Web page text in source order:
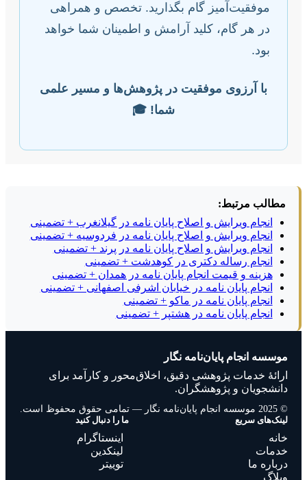
موفقیت‌آمیز گام بگذارید. تخصص و همراهی
در هر گام، کلید آرامش و اطمینان شما خواهد
بود.
با آرزوی موفقیت در پژوهش‌ها و مسیر علمی
شما! 🎓
مطالب مرتبط:
انجام ویرایش و اصلاح پایان نامه در گیلانغرب + تضمینی
انجام ویرایش و اصلاح پایان نامه در فردوسیه + تضمینی
انجام ویرایش و اصلاح پایان نامه در پرند + تضمینی
انجام رساله دکتری در کوهدشت + تضمینی
هزینه و قیمت انجام پایان نامه در همدان + تضمینی
انجام پایان نامه در خیابان اشرفی اصفهانی + تضمینی
انجام پایان نامه در ماکو + تضمینی
انجام پایان نامه در هشتپر + تضمینی
موسسه انجام پایان‌نامه نگار
ارائهٔ خدمات پژوهشی دقیق، اخلاق‌محور و کارآمد برای
دانشجویان و پژوهشگران.
© 2025 موسسه انجام پایان‌نامه نگار — تمامی حقوق محفوظ است.
لینک‌های سریع
خانه
خدمات
درباره ما
وبلاگ
ما را دنبال کنید
اینستاگرام
لینکدین
توییتر